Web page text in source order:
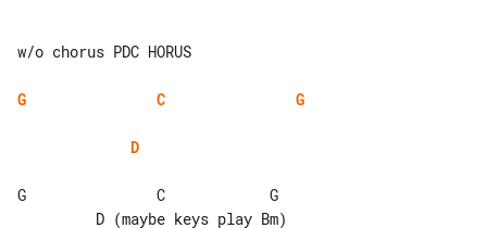
w/o chorus PDC HORUS
G C G
D
G               C            G